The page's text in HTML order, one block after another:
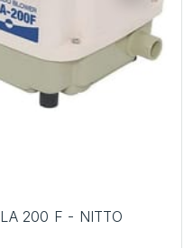
200 F - NITTO